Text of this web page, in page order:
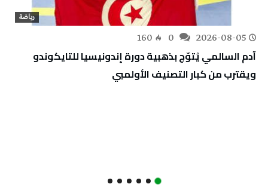
رياضة
2026-08-05
160
آدم السالمي يُتوّج بذهبية دورة إندونيسيا للتايكوندو
ويقترب من كبار التصنيف الأولمبي